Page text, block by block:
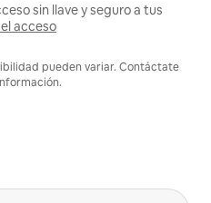
sin llave y seguro a tus
acceso
pueden variar. Contáctate